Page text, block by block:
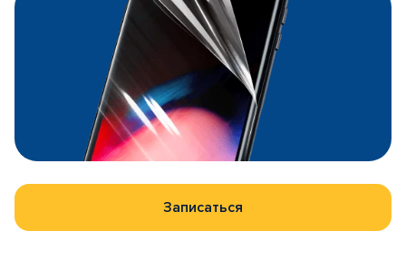
Записаться